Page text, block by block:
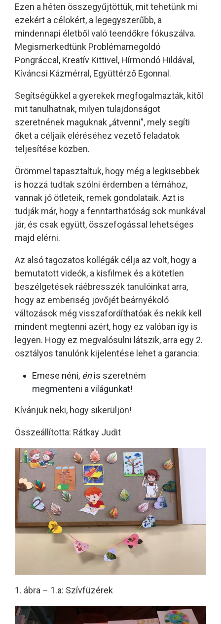
Ezen a héten összegyűjtöttük, mit tehetünk mi
ezekért a célokért, a legegyszerűbb, a
mindennapi életből való teendőkre fókuszálva.
Megismerkedtünk Problémamegoldó
Pongráccal, Kreatív Kittivel, Hírmondó Hildával,
Kíváncsi Kázmérral, Együttérző Egonnal.
Segítségükkel a gyerekek megfogalmazták, kitől
mit tanulhatnak, milyen tulajdonságot
szeretnének maguknak „átvenni”, mely segíti
őket a céljaik eléréséhez vezető feladatok
teljesítése közben.
Örömmel tapasztaltuk, hogy még a legkisebbek
is hozzá tudtak szólni érdemben a témához,
vannak jó ötleteik, remek gondolataik. Azt is
tudják már, hogy a fenntarthatóság sok munkával
jár, és csak együtt, összefogással lehetséges
majd elérni.
Az alsó tagozatos kollégák célja az volt, hogy a
bemutatott videók, a kisfilmek és a kötetlen
beszélgetések ráébresszék tanulóinkat arra,
hogy az emberiség jövőjét beárnyékoló
változások még visszafordíthatóak és nekik kell
mindent megtenni azért, hogy ez valóban így is
legyen. Hogy ez megvalósulni látszik, arra egy 2.
osztályos tanulónk kijelentése lehet a garancia:
Emese néni, énis szeretném
megmenteni a világunkat!
Kívánjuk neki, hogy sikerüljön!
Összeállította: Rátkay Judit
1. ábra – 1.a: Szívfüzérek